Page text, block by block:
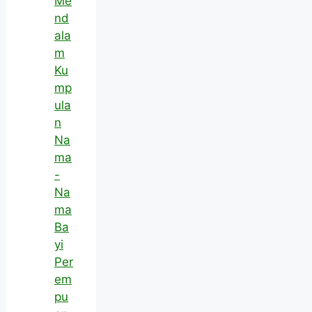
nd
ala
m
Ku
mp
ula
n
Na
ma
-
Na
ma
Ba
yi
Per
em
pu